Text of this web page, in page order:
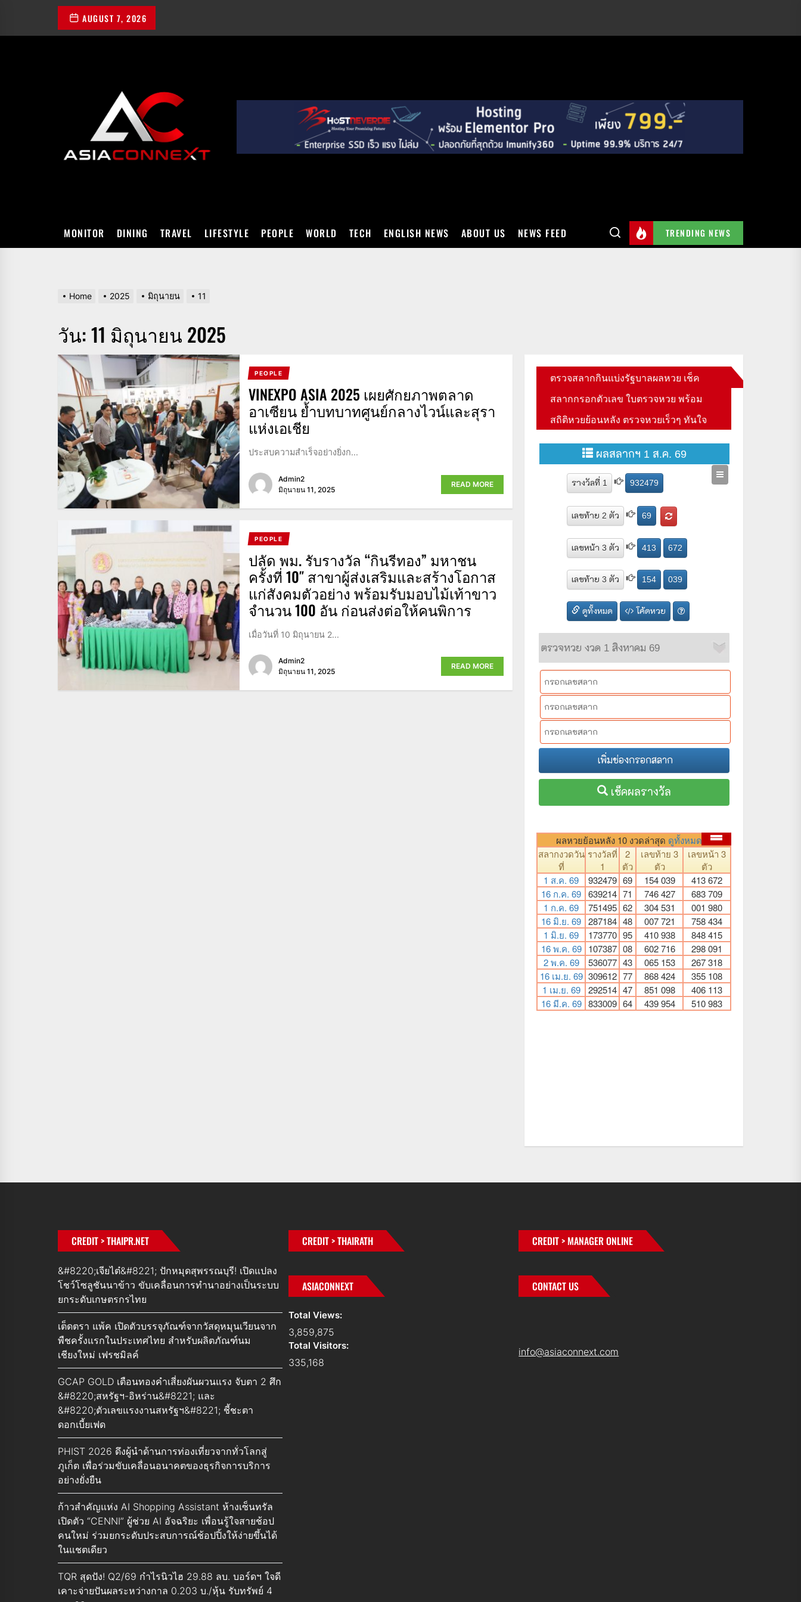
the
AUGUST 7, 2026
MONITOR DINING TRAVEL LIFESTYLE PEOPLE WORLD TECH ENGLISH NEWS ABOUT US NEWS FEED TRENDING NEWS
Home 2025 มิถุนายน 11
วัน:11 มิถุนายน 2025
PEOPLE
VINEXPO ASIA 2025 เผยศักยภาพตลาด
อาเซียน ย้ำบทบาทศูนย์กลางไวน์และสุรา
แห่งเอเชีย
ประสบความสำเร็จอย่างยิ่งก...
Admin2
มิถุนายน 11, 2025
READ MORE
PEOPLE
ปลัด พม. รับรางวัล “กินรีทอง” มหาชน
ครั้งที่ 10″ สาขาผู้ส่งเสริมและสร้างโอกาส
แก่สังคมตัวอย่าง พร้อมรับมอบไม้เท้าขาว
จำนวน 100 อัน ก่อนส่งต่อให้คนพิการ
เมื่อวันที่ 10 มิถุนายน 2...
Admin2
มิถุนายน 11, 2025
READ MORE
ตรวจสลากกินแบ่งรัฐบาลผลหวย เช็ค
สลากกรอกตัวเลข ใบตรวจหวย พร้อม
สถิติหวยย้อนหลัง ตรวจหวยเร็วๆ ทันใจ
CREDIT > THAIPR.NET
&#8220;เจียไต๋&#8221; ปักหมุดสุพรรณบุรี! เปิดแปลง
โชว์โซลูชันนาข้าว ขับเคลื่อนการทำนาอย่างเป็นระบบ
ยกระดับเกษตรกรไทย
เต็ดตรา แพ้ค เปิดตัวบรรจุภัณฑ์จากวัสดุหมุนเวียนจาก
พืชครั้งแรกในประเทศไทย สำหรับผลิตภัณฑ์นม
เชียงใหม่ เฟรชมิลค์
GCAP GOLD เตือนทองคำเสี่ยงผันผวนแรง จับตา 2 ศึก
&#8220;สหรัฐฯ-อิหร่าน&#8221; และ
&#8220;ตัวเลขแรงงานสหรัฐฯ&#8221; ชี้ชะตา
ดอกเบี้ยเฟด
PHIST 2026 ดึงผู้นำด้านการท่องเที่ยวจากทั่วโลกสู่
ภูเก็ต เพื่อร่วมขับเคลื่อนอนาคตของธุรกิจการบริการ
อย่างยั่งยืน
ก้าวสำคัญแห่ง AI Shopping Assistant ห้างเซ็นทรัล
เปิดตัว “CENNI” ผู้ช่วย AI อัจฉริยะ เพื่อนรู้ใจสายช้อป
คนใหม่ ร่วมยกระดับประสบการณ์ช้อปปิ้งให้ง่ายขึ้นได้
ในแชตเดียว
TQR สุดปัง! Q2/69 กำไรนิวไฮ 29.88 ลบ. บอร์ดฯ ใจดี
เคาะจ่ายปันผลระหว่างกาล 0.203 บ./หุ้น รับทรัพย์ 4
CREDIT > THAIRATH
ASIACONNEXT
Total Views:
3,859,875
Total Visitors:
335,168
CREDIT > MANAGER ONLINE
CONTACT US
info@asiaconnext.com